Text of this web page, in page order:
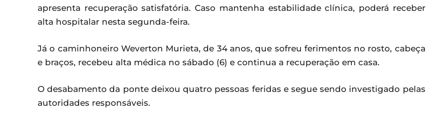
apresenta recuperação satisfatória. Caso mantenha estabilidade clínica, poderá receber
alta hospitalar nesta segunda-feira.
Já o caminhoneiro Weverton Murieta, de 34 anos, que sofreu ferimentos no rosto, cabeça
e braços, recebeu alta médica no sábado (6) e continua a recuperação em casa.
O desabamento da ponte deixou quatro pessoas feridas e segue sendo investigado pelas
autoridades responsáveis.